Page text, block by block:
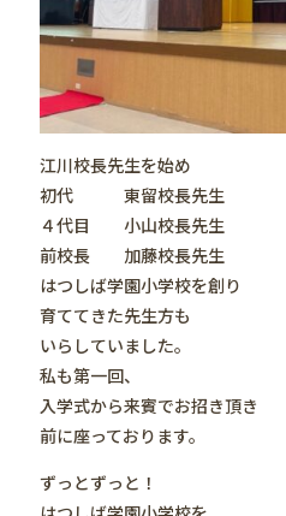
江川校長先生を始め
初代 東留校長先生
４代目 小山校長先生
前校長 加藤校長先生
はつしば学園小学校を創り
育ててきた先生方も
いらしていました。
私も第一回、
入学式から来賓でお招き頂き
前に座っております。
ずっとずっと！